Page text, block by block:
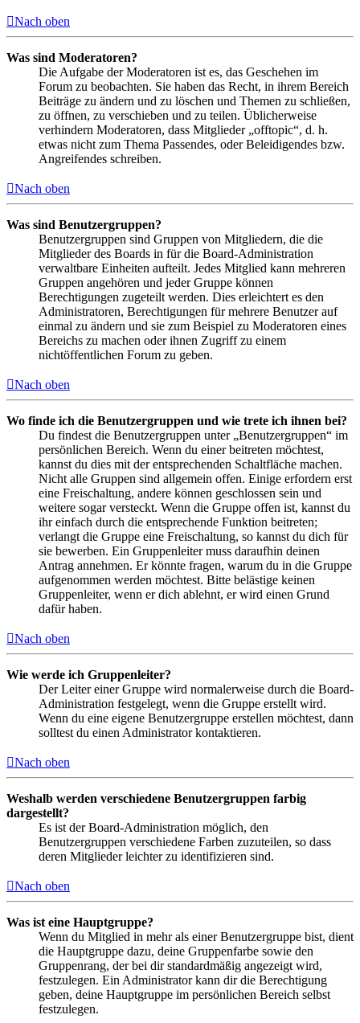
Nach oben
Was sind Moderatoren?
Die Aufgabe der Moderatoren ist es, das Geschehen im
Forum zu beobachten. Sie haben das Recht, in ihrem Bereich
Beiträge zu ändern und zu löschen und Themen zu schließen,
zu öffnen, zu verschieben und zu teilen. Üblicherweise
verhindern Moderatoren, dass Mitglieder „offtopic“, d. h.
etwas nicht zum Thema Passendes, oder Beleidigendes bzw.
Angreifendes schreiben.
Nach oben
Was sind Benutzergruppen?
Benutzergruppen sind Gruppen von Mitgliedern, die die
Mitglieder des Boards in für die Board-Administration
verwaltbare Einheiten aufteilt. Jedes Mitglied kann mehreren
Gruppen angehören und jeder Gruppe können
Berechtigungen zugeteilt werden. Dies erleichtert es den
Administratoren, Berechtigungen für mehrere Benutzer auf
einmal zu ändern und sie zum Beispiel zu Moderatoren eines
Bereichs zu machen oder ihnen Zugriff zu einem
nichtöffentlichen Forum zu geben.
Nach oben
Wo finde ich die Benutzergruppen und wie trete ich ihnen bei?
Du findest die Benutzergruppen unter „Benutzergruppen“ im
persönlichen Bereich. Wenn du einer beitreten möchtest,
kannst du dies mit der entsprechenden Schaltfläche machen.
Nicht alle Gruppen sind allgemein offen. Einige erfordern erst
eine Freischaltung, andere können geschlossen sein und
weitere sogar versteckt. Wenn die Gruppe offen ist, kannst du
ihr einfach durch die entsprechende Funktion beitreten;
verlangt die Gruppe eine Freischaltung, so kannst du dich für
sie bewerben. Ein Gruppenleiter muss daraufhin deinen
Antrag annehmen. Er könnte fragen, warum du in die Gruppe
aufgenommen werden möchtest. Bitte belästige keinen
Gruppenleiter, wenn er dich ablehnt, er wird einen Grund
dafür haben.
Nach oben
Wie werde ich Gruppenleiter?
Der Leiter einer Gruppe wird normalerweise durch die Board-
Administration festgelegt, wenn die Gruppe erstellt wird.
Wenn du eine eigene Benutzergruppe erstellen möchtest, dann
solltest du einen Administrator kontaktieren.
Nach oben
Weshalb werden verschiedene Benutzergruppen farbig
dargestellt?
Es ist der Board-Administration möglich, den
Benutzergruppen verschiedene Farben zuzuteilen, so dass
deren Mitglieder leichter zu identifizieren sind.
Nach oben
Was ist eine Hauptgruppe?
Wenn du Mitglied in mehr als einer Benutzergruppe bist, dient
die Hauptgruppe dazu, deine Gruppenfarbe sowie den
Gruppenrang, der bei dir standardmäßig angezeigt wird,
festzulegen. Ein Administrator kann dir die Berechtigung
geben, deine Hauptgruppe im persönlichen Bereich selbst
festzulegen.